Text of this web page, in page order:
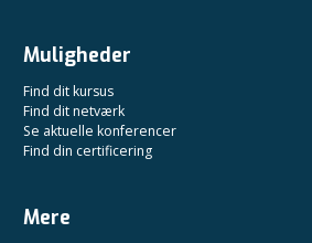
Muligheder
Find dit kursus
Find dit netværk
Se aktuelle konferencer
Find din certificering
Mere